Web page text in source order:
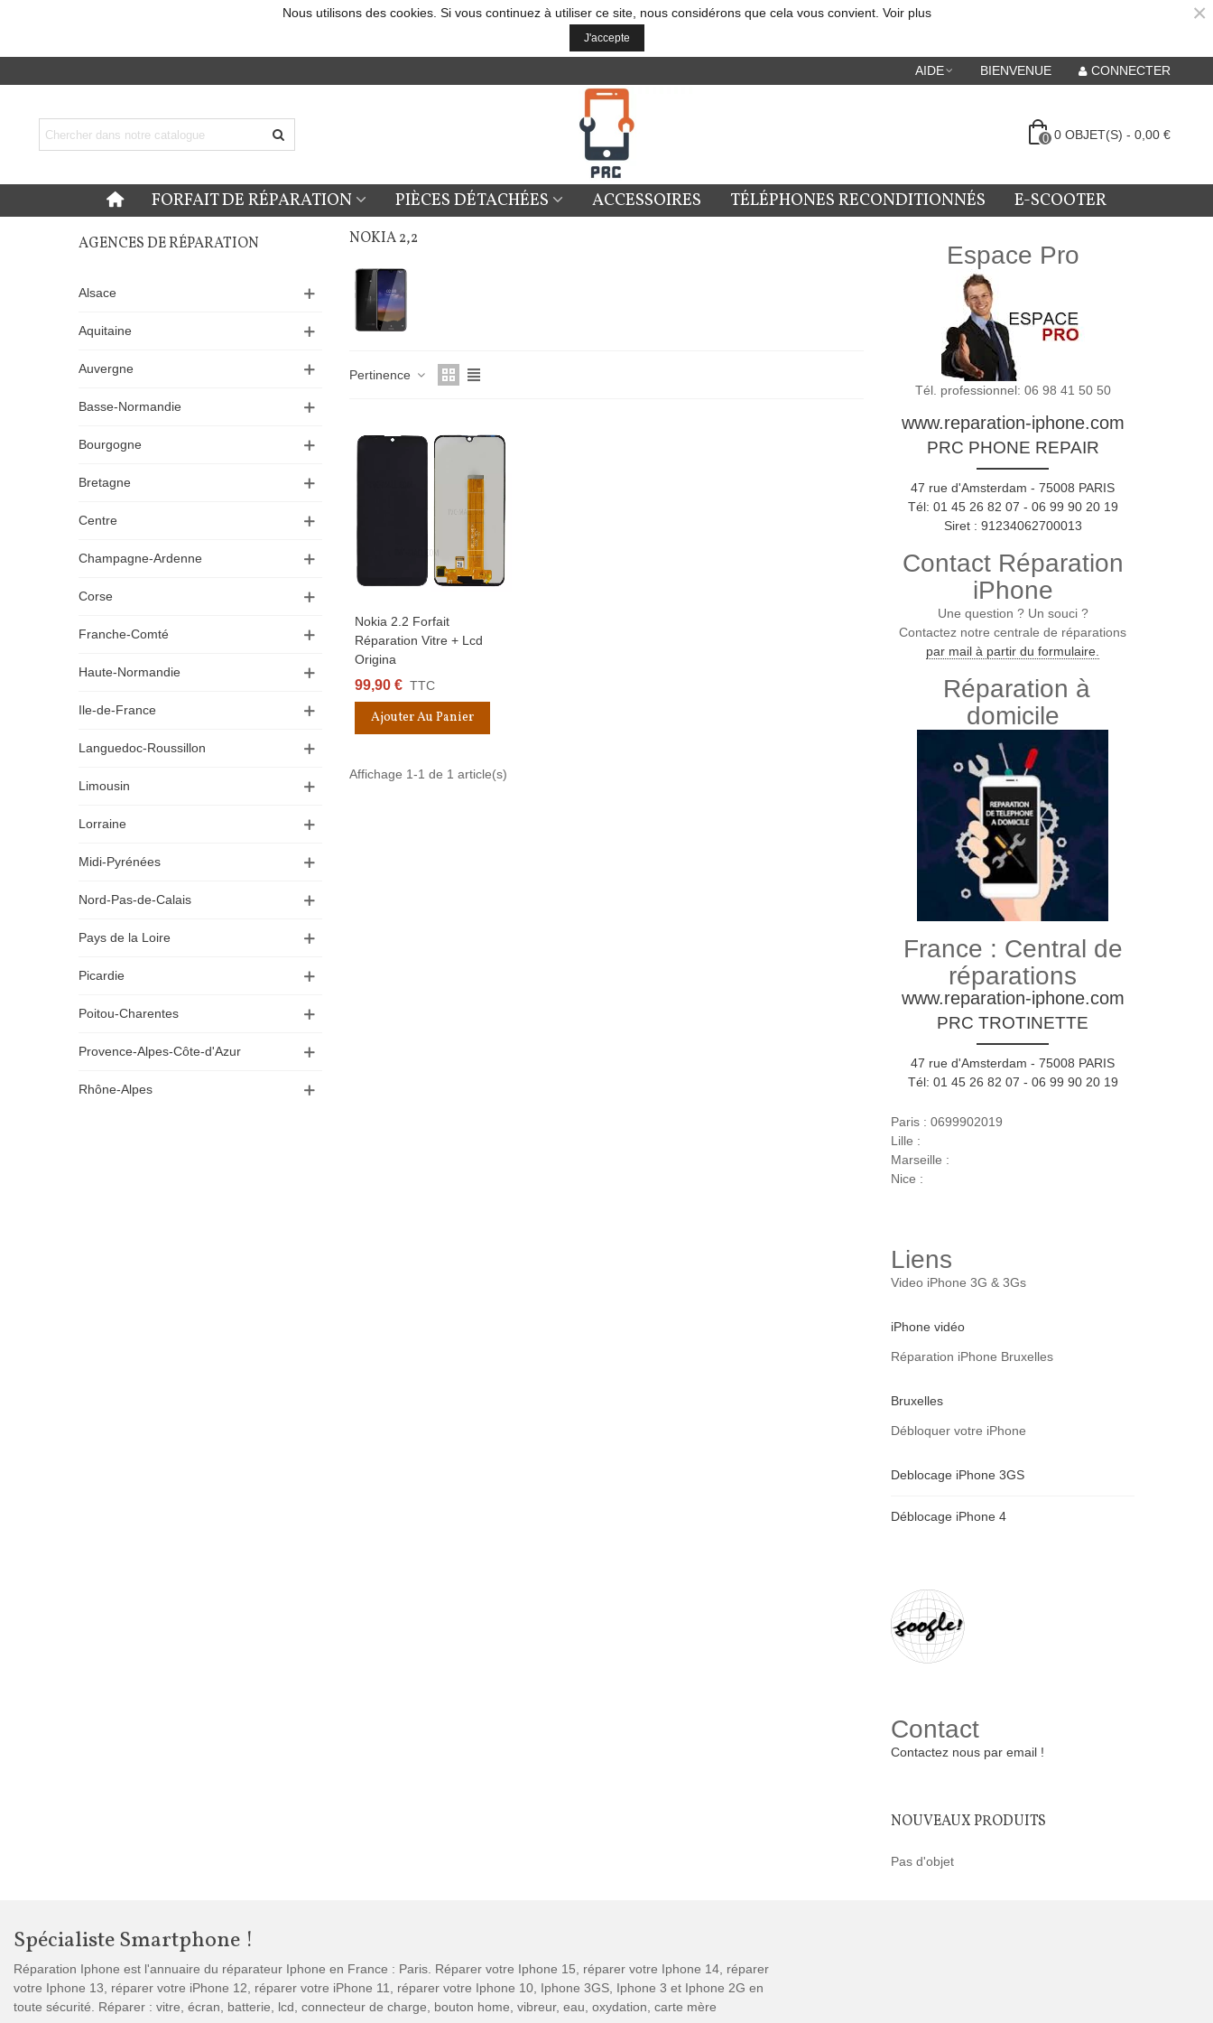
Nous utilisons des cookies. Si vous continuez à utiliser ce site, nous considérons que cela vous convient. Voir plus
J'accepte
×
AIDE BIENVENUE CONNECTER
0 0 OBJET(S) - 0,00 €
FORFAIT DE RÉPARATION PIÈCES DÉTACHÉES ACCESSOIRES TÉLÉPHONES RECONDITIONNÉS E-SCOOTER
AGENCES DE RÉPARATION
Alsace
Aquitaine
Auvergne
Basse-Normandie
Bourgogne
Bretagne
Centre
Champagne-Ardenne
Corse
Franche-Comté
Haute-Normandie
Ile-de-France
Languedoc-Roussillon
Limousin
Lorraine
Midi-Pyrénées
Nord-Pas-de-Calais
Pays de la Loire
Picardie
Poitou-Charentes
Provence-Alpes-Côte-d'Azur
Rhône-Alpes
Espace Pro
Tél. professionnel: 06 98 41 50 50
www.reparation-iphone.com
PRC PHONE REPAIR
47 rue d'Amsterdam - 75008 PARIS
Tél: 01 45 26 82 07 - 06 99 90 20 19
Siret : 91234062700013
Contact Réparation
iPhone
Une question ? Un souci ?
Contactez notre centrale de réparations
par mail à partir du formulaire.
Réparation à
domicile
France : Central de
réparations
www.reparation-iphone.com
PRC TROTINETTE
47 rue d'Amsterdam - 75008 PARIS
Tél: 01 45 26 82 07 - 06 99 90 20 19
Paris : 0699902019
Lille :
Marseille :
Nice :
Liens
Video iPhone 3G & 3Gs
iPhone vidéo
Réparation iPhone Bruxelles
Bruxelles
Débloquer votre iPhone
Deblocage iPhone 3GS
Déblocage iPhone 4
Contact
Contactez nous par email !
NOUVEAUX PRODUITS
Pas d'objet
NOKIA 2,2
Pertinence
Aperçu Rapide
Nokia 2.2 Forfait
Réparation Vitre + Lcd
Origina
99,90 € TTC
Ajouter Au Panier
Affichage 1-1 de 1 article(s)
Spécialiste Smartphone !
Réparation Iphone est l'annuaire du réparateur Iphone en France : Paris. Réparer votre Iphone 15, réparer votre Iphone 14, réparer
votre Iphone 13, réparer votre iPhone 12, réparer votre iPhone 11, réparer votre Iphone 10, Iphone 3GS, Iphone 3 et Iphone 2G en
toute sécurité. Réparer : vitre, écran, batterie, lcd, connecteur de charge, bouton home, vibreur, eau, oxydation, carte mère